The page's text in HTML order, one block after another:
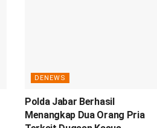
DENEWS
Polda Jabar Berhasil
Menangkap Dua Orang Pria